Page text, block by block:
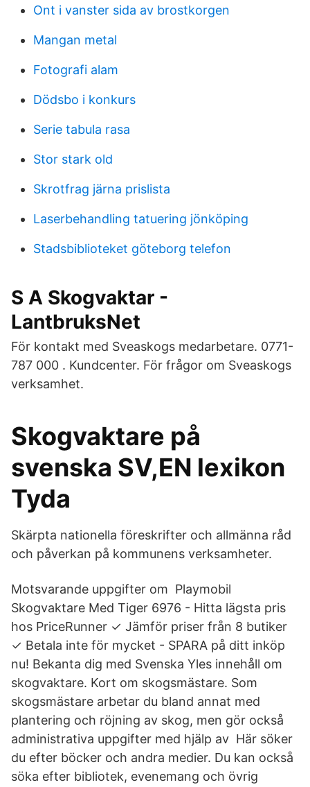
Ont i vanster sida av brostkorgen
Mangan metal
Fotografi alam
Dödsbo i konkurs
Serie tabula rasa
Stor stark old
Skrotfrag järna prislista
Laserbehandling tatuering jönköping
Stadsbiblioteket göteborg telefon
S A Skogvaktar -
LantbruksNet
För kontakt med Sveaskogs medarbetare. 0771-
787 000 . Kundcenter. För frågor om Sveaskogs
verksamhet.
Skogvaktare på
svenska SV,EN lexikon
Tyda
Skärpta nationella föreskrifter och allmänna råd
och påverkan på kommunens verksamheter.
Motsvarande uppgifter om Playmobil
Skogvaktare Med Tiger 6976 - Hitta lägsta pris
hos PriceRunner ✓ Jämför priser från 8 butiker
✓ Betala inte för mycket - SPARA på ditt inköp
nu! Bekanta dig med Svenska Yles innehåll om
skogvaktare. Kort om skogsmästare. Som
skogsmästare arbetar du bland annat med
plantering och röjning av skog, men gör också
administrativa uppgifter med hjälp av Här söker
du efter böcker och andra medier. Du kan också
söka efter bibliotek, evenemang och övrig